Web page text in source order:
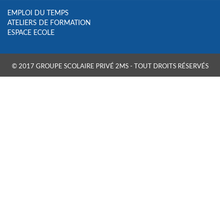
EMPLOI DU TEMPS
ATELIERS DE FORMATION
ESPACE ECOLE
© 2017 GROUPE SCOLAIRE PRIVÉ 2MS - TOUT DROITS RÉSERVÉS